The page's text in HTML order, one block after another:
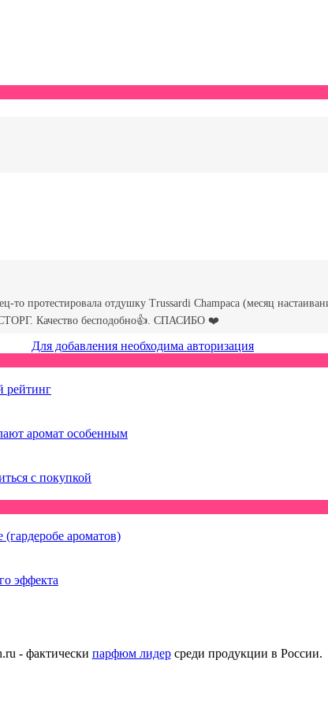
Для добавления необходима авторизация
рейтинг
аромат особенным
с покупкой
ароматов)
эффекта
- фактически парфюм лидерсреди продукции в России.